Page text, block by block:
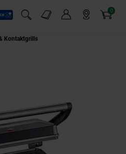
Suchfeld einblenden
Markt-Angebote 0
Artikel
Kontaktgrills